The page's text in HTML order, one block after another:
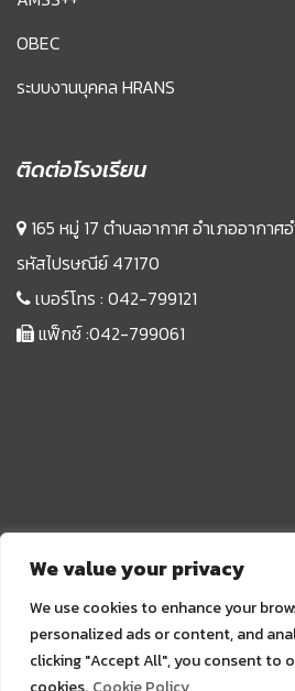
We value your privacy
We use cookies to enhance your
personalized ads or content, and
clicking "Accept All", you consent to
OBEC
ระบบงานบุคคล HRANS
ติดต่อโรงเรียน
165 หมู่ 17 ตำบลอากาศ อำเภออากา
รหัสไปรษณีย์ 47170
เบอร์โทร : 042-799121
แฟ็กซ์ :042-799061